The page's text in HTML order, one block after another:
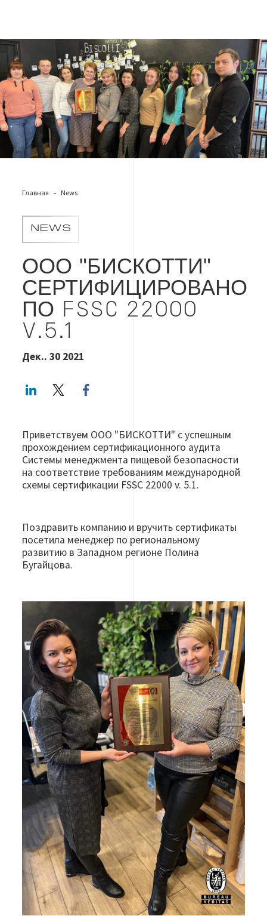
Біскотті
Главная News
NEWS
ООО "БИСКОТТИ"
СЕРТИФИЦИРОВАНО
ПО FSSC 22000
V.5.1
Дек.. 30 2021
LinkedInTwitter
Приветствуем ООО "БИСКОТТИ" с успешным
прохождением сертификационного аудита
Системы менеджмента пищевой безопасности
на соответствие требованиям международной
схемы сертификации FSSC 22000 v. 5.1.
Поздравить компанию и вручить сертификаты
посетила менеджер по региональному
развитию в Западном регионе Полина
Бугайцова.